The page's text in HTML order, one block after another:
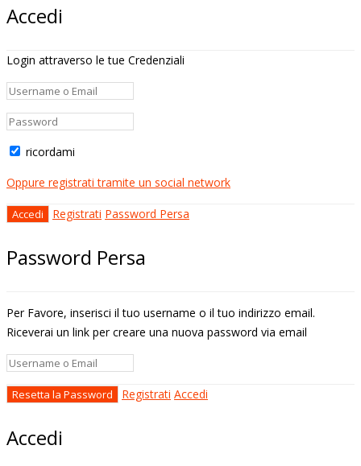
Accedi
Login attraverso le tue Credenziali
ricordami
Oppure registrati tramite un social network
Registrati Password Persa
Password Persa
Per Favore, inserisci il tuo username o il tuo indirizzo email.
Riceverai un link per creare una nuova password via email
Registrati Accedi
Accedi